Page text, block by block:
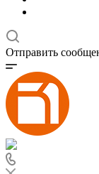
Отправить